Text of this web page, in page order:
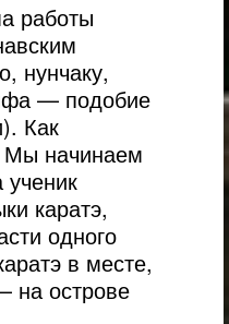
работы
нунчаку,
— подобие
Как
Мы начинаем
ученик
каратэ,
одного
в месте,
на острове